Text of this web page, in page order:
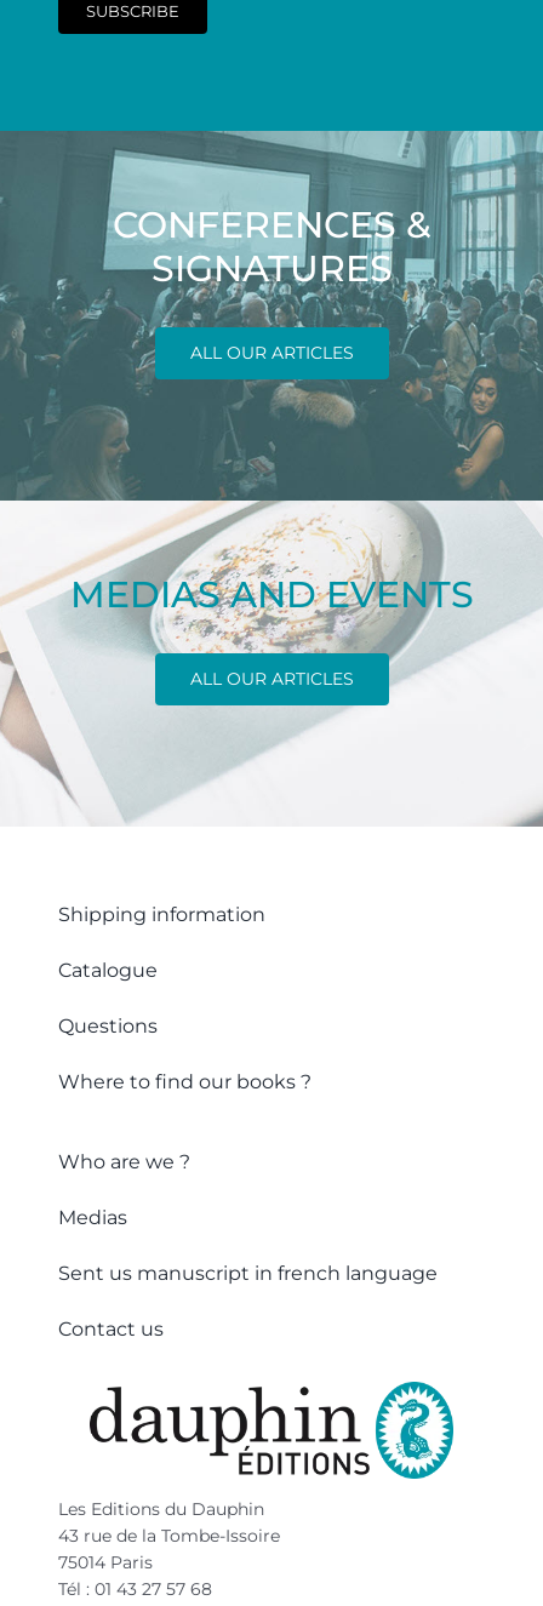
SUBSCRIBE
CONFERENCES &
SIGNATURES
ALL OUR ARTICLES
MEDIAS AND EVENTS
ALL OUR ARTICLES
Shipping information
Catalogue
Questions
Where to find our books ?
Who are we ?
Medias
Sent us manuscript in french language
Contact us
Les Editions du Dauphin
43 rue de la Tombe-Issoire
75014 Paris
Tél : 01 43 27 57 68